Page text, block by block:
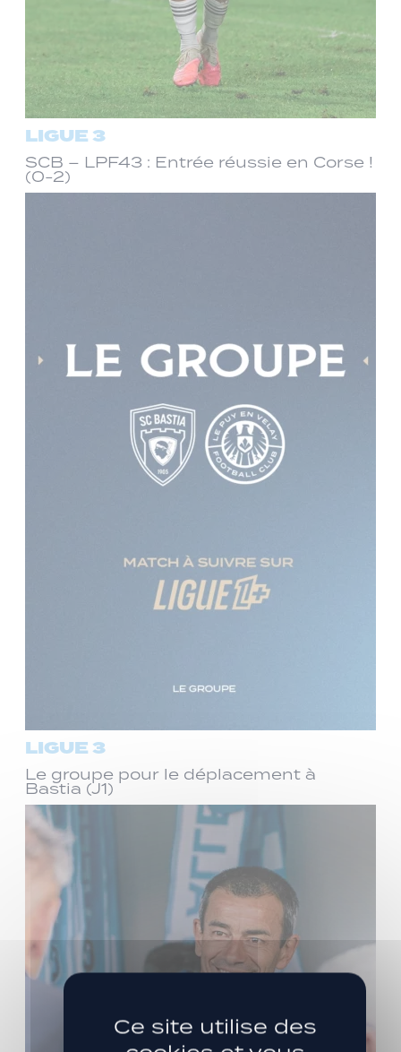
LIGUE 3
SCB – LPF43 : Entrée réussie en Corse !
(0-2)
LIGUE 3
Le groupe pour le déplacement à
Bastia (J1)
Ce site utilise des